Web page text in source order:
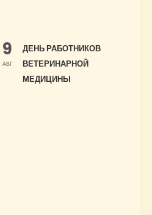
9
АВГ
ДЕНЬ РАБОТНИКОВ
ВЕТЕРИНАРНОЙ
МЕДИЦИНЫ